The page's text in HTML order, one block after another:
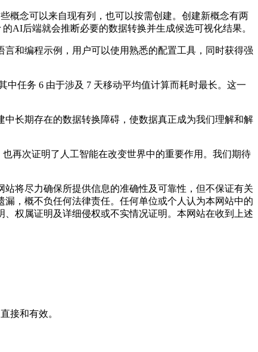
概念可以来自现有列，也可以按需创建。创建新概念有两
AI后端就会推断必要的数据转换并生成候选可视化结果。
和编程示例，用户可以使用熟悉的配置工具，同时获得强
任务 6 由于涉及 7 天移动平均值计算而耗时最长。这一
长期存在的数据转换障碍，使数据真正成为我们理解和解
再次证明了人工智能在改变世界中的重要作用。我们期待
将尽力确保所提供信息的准确性及可靠性，但不保证有关
，概不负任何法律责任。任何单位或个人认为本网站中的
权属证明及详细侵权或不实情况证明。本网站在收到上述
接和有效。